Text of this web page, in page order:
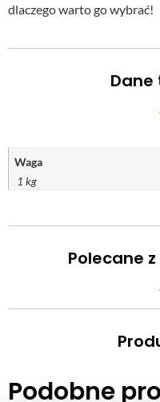
dlaczego warto go wybrać!
Dane
Waga
1 kg
Polecane
Podobne